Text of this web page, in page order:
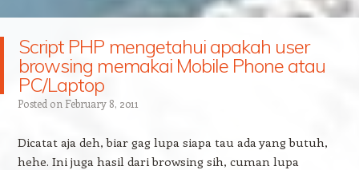
Script PHP mengetahui apakah user
browsing memakai Mobile Phone atau
PC/Laptop
Posted on February 8, 2011
Dicatat aja deh, biar gag lupa siapa tau ada yang butuh,
hehe. Ini juga hasil dari browsing sih, cuman lupa